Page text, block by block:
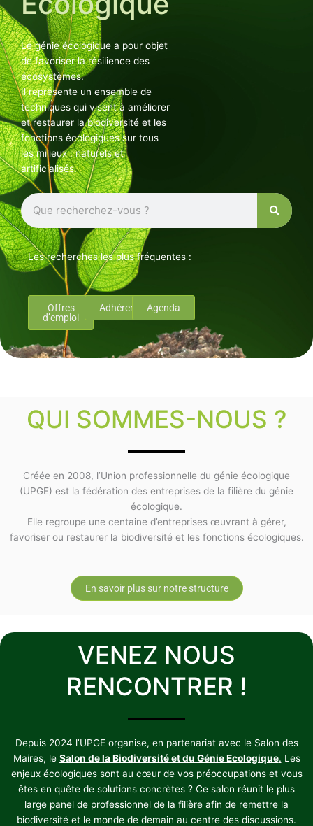
Le génie écologique a pour objet
de favoriser la résilience des
écosystèmes.
Il représente un ensemble de
techniques qui visent à améliorer
et restaurer la biodiversité et les
fonctions écologiques sur tous
les milieux : naturels et
artificialisés.
Rechercher
Les recherches les plus fréquentes :
Offres
d’emploi
Adhérents Agenda
QUI SOMMES-NOUS ?
Créée en 2008, l’Union professionnelle du génie écologique
(UPGE) est la fédération des entreprises de la filière du génie
écologique.
Elle regroupe une centaine d’entreprises œuvrant à gérer,
favoriser ou restaurer la biodiversité et les fonctions écologiques.
En savoir plus sur notre structure
VENEZ NOUS
RENCONTRER !
Depuis 2024 l’UPGE organise, en partenariat avec le Salon des
Maires, le Salon de la Biodiversité et du Génie Ecologique. Les
enjeux écologiques sont au cœur de vos préoccupations et vous
êtes en quête de solutions concrètes ? Ce salon réunit le plus
large panel de professionnel de la filière afin de remettre la
biodiversité et le monde de demain au centre des discussions.